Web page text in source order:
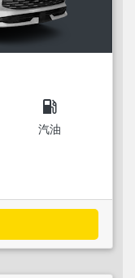
local_gas_station
汽油